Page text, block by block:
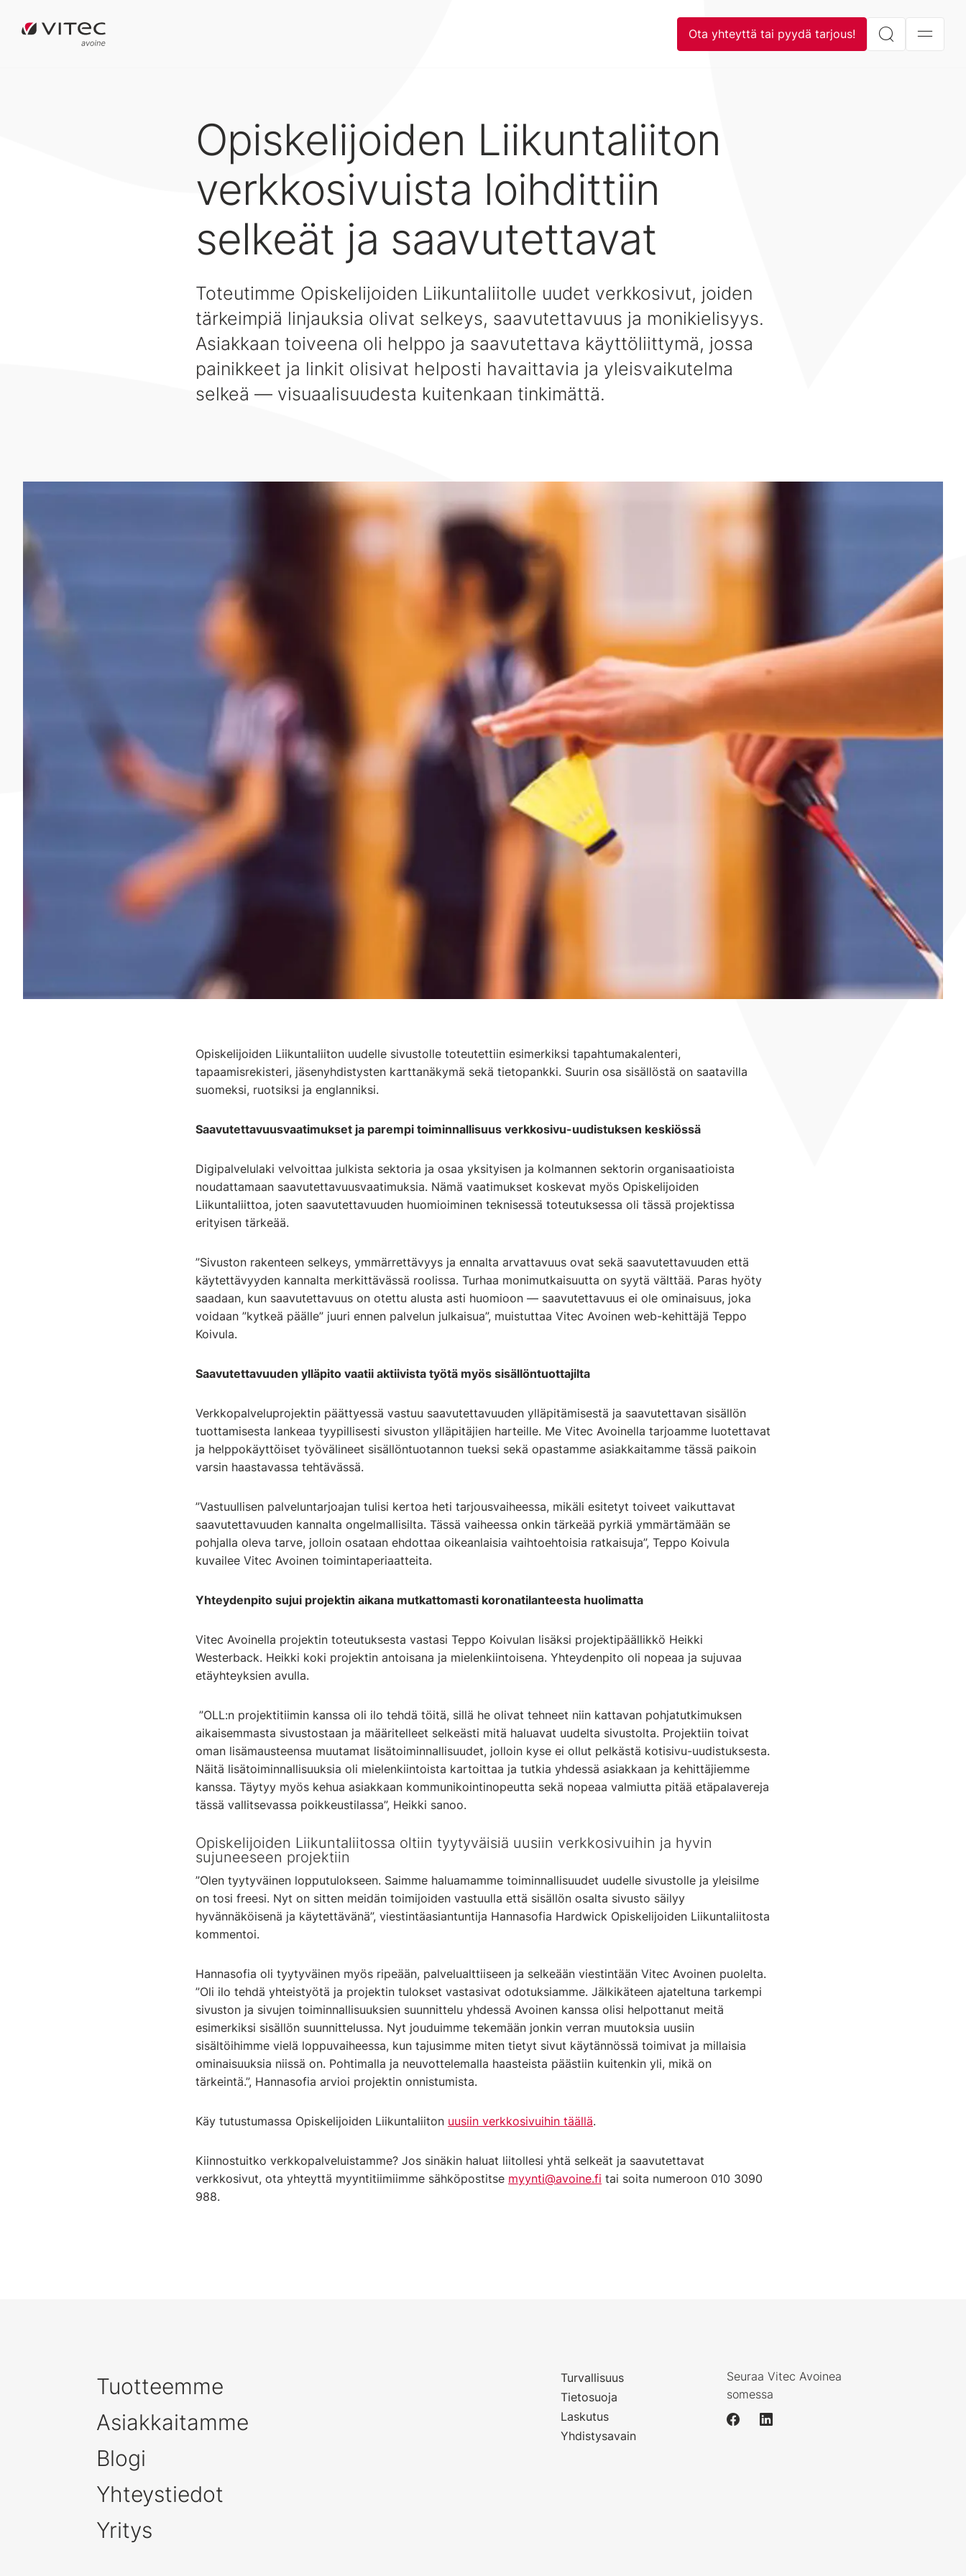
Ota yhteyttä tai pyydä tarjous!
Opiskelijoiden Liikuntaliiton
verkkosivuista loihdittiin
selkeät ja saavutettavat
Toteutimme Opiskelijoiden Liikuntaliitolle uudet verkkosivut, joiden
tärkeimpiä linjauksia olivat selkeys, saavutettavuus ja monikielisyys.
Asiakkaan toiveena oli helppo ja saavutettava käyttöliittymä, jossa
painikkeet ja linkit olisivat helposti havaittavia ja yleisvaikutelma
selkeä — visuaalisuudesta kuitenkaan tinkimättä.
Opiskelijoiden Liikuntaliiton uudelle sivustolle toteutettiin esimerkiksi tapahtumakalenteri,
tapaamisrekisteri, jäsenyhdistysten karttanäkymä sekä tietopankki. Suurin osa sisällöstä on saatavilla
suomeksi, ruotsiksi ja englanniksi.
Saavutettavuusvaatimukset ja parempi toiminnallisuus verkkosivu-uudistuksen keskiössä
Digipalvelulaki velvoittaa julkista sektoria ja osaa yksityisen ja kolmannen sektorin organisaatioista
noudattamaan saavutettavuusvaatimuksia. Nämä vaatimukset koskevat myös Opiskelijoiden
Liikuntaliittoa, joten saavutettavuuden huomioiminen teknisessä toteutuksessa oli tässä projektissa
erityisen tärkeää.
”Sivuston rakenteen selkeys, ymmärrettävyys ja ennalta arvattavuus ovat sekä saavutettavuuden että
käytettävyyden kannalta merkittävässä roolissa. Turhaa monimutkaisuutta on syytä välttää. Paras hyöty
saadaan, kun saavutettavuus on otettu alusta asti huomioon — saavutettavuus ei ole ominaisuus, joka
voidaan ”kytkeä päälle” juuri ennen palvelun julkaisua”, muistuttaa Vitec Avoinen web-kehittäjä Teppo
Koivula.
Saavutettavuuden ylläpito vaatii aktiivista työtä myös sisällöntuottajilta
Verkkopalveluprojektin päättyessä vastuu saavutettavuuden ylläpitämisestä ja saavutettavan sisällön
tuottamisesta lankeaa tyypillisesti sivuston ylläpitäjien harteille. Me Vitec Avoinella tarjoamme luotettavat
ja helppokäyttöiset työvälineet sisällöntuotannon tueksi sekä opastamme asiakkaitamme tässä paikoin
varsin haastavassa tehtävässä.
”Vastuullisen palveluntarjoajan tulisi kertoa heti tarjousvaiheessa, mikäli esitetyt toiveet vaikuttavat
saavutettavuuden kannalta ongelmallisilta. Tässä vaiheessa onkin tärkeää pyrkiä ymmärtämään se
pohjalla oleva tarve, jolloin osataan ehdottaa oikeanlaisia vaihtoehtoisia ratkaisuja”, Teppo Koivula
kuvailee Vitec Avoinen toimintaperiaatteita.
Yhteydenpito sujui projektin aikana mutkattomasti koronatilanteesta huolimatta
Vitec Avoinella projektin toteutuksesta vastasi Teppo Koivulan lisäksi projektipäällikkö Heikki
Westerback. Heikki koki projektin antoisana ja mielenkiintoisena. Yhteydenpito oli nopeaa ja sujuvaa
etäyhteyksien avulla.
”OLL:n projektitiimin kanssa oli ilo tehdä töitä, sillä he olivat tehneet niin kattavan pohjatutkimuksen
aikaisemmasta sivustostaan ja määritelleet selkeästi mitä haluavat uudelta sivustolta. Projektiin toivat
oman lisämausteensa muutamat lisätoiminnallisuudet, jolloin kyse ei ollut pelkästä kotisivu-uudistuksesta.
Näitä lisätoiminnallisuuksia oli mielenkiintoista kartoittaa ja tutkia yhdessä asiakkaan ja kehittäjiemme
kanssa. Täytyy myös kehua asiakkaan kommunikointinopeutta sekä nopeaa valmiutta pitää etäpalavereja
tässä vallitsevassa poikkeustilassa”, Heikki sanoo.
Opiskelijoiden Liikuntaliitossa oltiin tyytyväisiä uusiin verkkosivuihin ja hyvin
sujuneeseen projektiin
”Olen tyytyväinen lopputulokseen. Saimme haluamamme toiminnallisuudet uudelle sivustolle ja yleisilme
on tosi freesi. Nyt on sitten meidän toimijoiden vastuulla että sisällön osalta sivusto säilyy
hyvännäköisenä ja käytettävänä”, viestintäasiantuntija Hannasofia Hardwick Opiskelijoiden Liikuntaliitosta
kommentoi.
Hannasofia oli tyytyväinen myös ripeään, palvelualttiiseen ja selkeään viestintään Vitec Avoinen puolelta.
”Oli ilo tehdä yhteistyötä ja projektin tulokset vastasivat odotuksiamme. Jälkikäteen ajateltuna tarkempi
sivuston ja sivujen toiminnallisuuksien suunnittelu yhdessä Avoinen kanssa olisi helpottanut meitä
esimerkiksi sisällön suunnittelussa. Nyt jouduimme tekemään jonkin verran muutoksia uusiin
sisältöihimme vielä loppuvaiheessa, kun tajusimme miten tietyt sivut käytännössä toimivat ja millaisia
ominaisuuksia niissä on. Pohtimalla ja neuvottelemalla haasteista päästiin kuitenkin yli, mikä on
tärkeintä.”, Hannasofia arvioi projektin onnistumista.
Käy tutustumassa Opiskelijoiden Liikuntaliiton uusiin verkkosivuihin täällä.
Kiinnostuitko verkkopalveluistamme? Jos sinäkin haluat liitollesi yhtä selkeät ja saavutettavat
verkkosivut, ota yhteyttä myyntitiimiimme sähköpostitse myynti@avoine.fi tai soita numeroon 010 3090
988.
Tuotteemme
Asiakkaitamme
Blogi
Yhteystiedot
Yritys
Turvallisuus
Tietosuoja
Laskutus
Yhdistysavain
Seuraa Vitec Avoinea
somessa